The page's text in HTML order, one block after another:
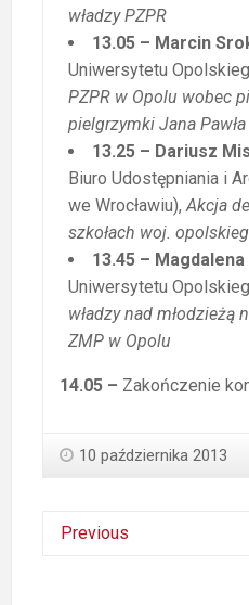
władzy PZPR
13.05 – Marcin
Uniwersytetu
PZPR w Opolu wobec
pielgrzymki Jana
13.25 – Dariusz
Biuro Udostępniania i
we Wrocławiu), Akcja
szkołach woj.
13.45 –
Uniwersytetu
władzy nad młodzieżą
ZMP w Opolu
14.05 – Zakończenie
10 października 2013
Previous